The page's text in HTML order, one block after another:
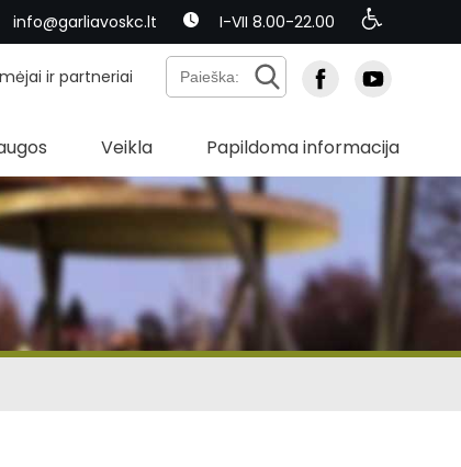
info@garliavoskc.lt I-VII 8.00-22.00
ir partneriai
Veikla Papildoma informacija